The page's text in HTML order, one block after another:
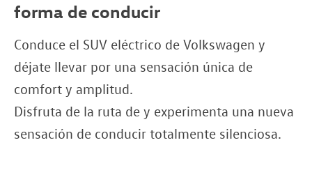
forma de conducir
Conduce el SUV eléctrico de Volkswagen y
déjate llevar por una sensación única de
comfort y amplitud.
Disfruta de la ruta de y experimenta una nueva
sensación de conducir totalmente silenciosa.